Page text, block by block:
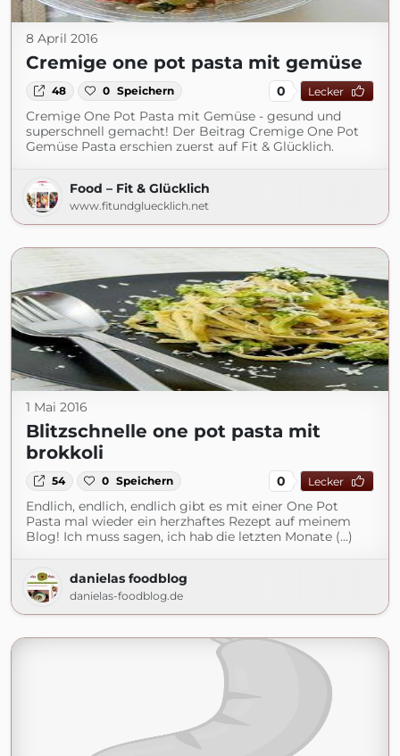
8 April 2016
Cremige one pot pasta mit gemüse
48 0 Speichern 0 Lecker
Cremige One Pot Pasta mit Gemüse - gesund und
superschnell gemacht! Der Beitrag Cremige One Pot
Gemüse Pasta erschien zuerst auf Fit & Glücklich.
Food – Fit & Glücklich
www.fitundgluecklich.net
1 Mai 2016
Blitzschnelle one pot pasta mit
brokkoli
54 0 Speichern 0 Lecker
Endlich, endlich, endlich gibt es mit einer One Pot
Pasta mal wieder ein herzhaftes Rezept auf meinem
Blog! Ich muss sagen, ich hab die letzten Monate (...)
danielas foodblog
danielas-foodblog.de